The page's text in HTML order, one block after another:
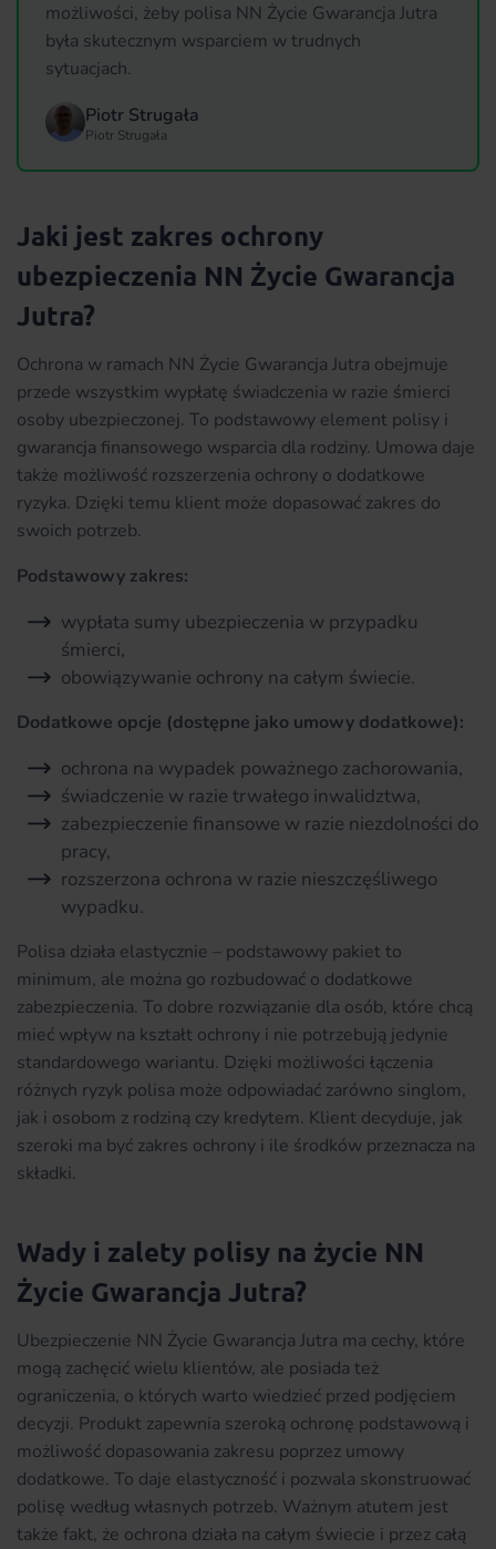
możliwości, żeby polisa NN Życie Gwarancja Jutra
była skutecznym wsparciem w trudnych
sytuacjach.
Piotr Strugała
Piotr Strugała
Jaki jest zakres ochrony
ubezpieczenia NN Życie Gwarancja
Jutra?
Ochrona w ramach NN Życie Gwarancja Jutra obejmuje
przede wszystkim wypłatę świadczenia w razie śmierci
osoby ubezpieczonej. To podstawowy element polisy i
gwarancja finansowego wsparcia dla rodziny. Umowa daje
także możliwość rozszerzenia ochrony o dodatkowe
ryzyka. Dzięki temu klient może dopasować zakres do
swoich potrzeb.
Podstawowy zakres:
wypłata sumy ubezpieczenia w przypadku
śmierci,
obowiązywanie ochrony na całym świecie.
Dodatkowe opcje (dostępne jako umowy dodatkowe):
ochrona na wypadek poważnego zachorowania,
świadczenie w razie trwałego inwalidztwa,
zabezpieczenie finansowe w razie niezdolności do
pracy,
rozszerzona ochrona w razie nieszczęśliwego
wypadku.
Polisa działa elastycznie – podstawowy pakiet to
minimum, ale można go rozbudować o dodatkowe
zabezpieczenia. To dobre rozwiązanie dla osób, które chcą
mieć wpływ na kształt ochrony i nie potrzebują jedynie
standardowego wariantu. Dzięki możliwości łączenia
różnych ryzyk polisa może odpowiadać zarówno singlom,
jak i osobom z rodziną czy kredytem. Klient decyduje, jak
szeroki ma być zakres ochrony i ile środków przeznacza na
składki.
Wady i zalety polisy na życie NN
Życie Gwarancja Jutra?
Ubezpieczenie NN Życie Gwarancja Jutra ma cechy, które
mogą zachęcić wielu klientów, ale posiada też
ograniczenia, o których warto wiedzieć przed podjęciem
decyzji. Produkt zapewnia szeroką ochronę podstawową i
możliwość dopasowania zakresu poprzez umowy
dodatkowe. To daje elastyczność i pozwala skonstruować
polisę według własnych potrzeb. Ważnym atutem jest
także fakt, że ochrona działa na całym świecie i przez całą